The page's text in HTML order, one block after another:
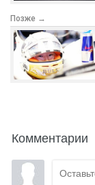
Позже →
Комментарии